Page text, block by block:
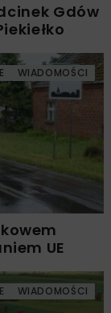
Gdów
WIADOMOŚCI
UE
WIADOMOŚCI